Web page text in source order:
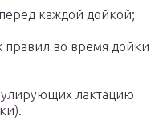
каждой дойкой;
во время дойки
лактацию